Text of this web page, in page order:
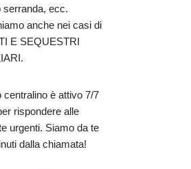
serranda, ecc.
anche nei casi di
E SEQUESTRI
centralino è attivo 7/7
rispondere alle
urgenti. Siamo da te
dalla chiamata!